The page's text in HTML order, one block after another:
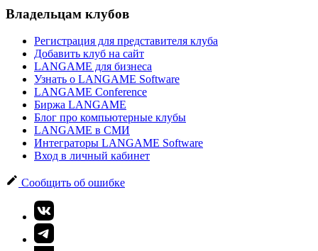
Владельцам клубов
Регистрация для представителя клуба
Добавить клуб на сайт
LANGAME для бизнеса
Узнать о LANGAME Software
LANGAME Conference
Биржа LANGAME
Блог про компьютерные клубы
LANGAME в СМИ
Интеграторы LANGAME Software
Вход в личный кабинет
Сообщить об ошибке